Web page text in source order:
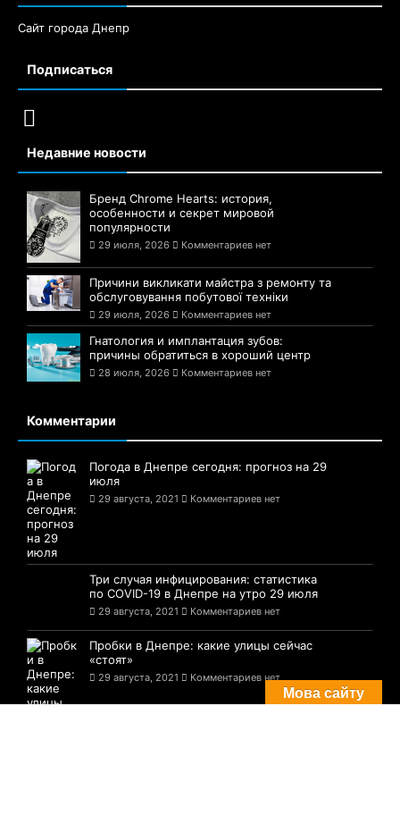
Самые востребованные профессии: на
кого стоит учиться в 2021 году
днепрянам
Сайт Днепра — 1776
Сайт города Днепр
Недавние новости
29 июля, 2026 Комментариев нет
Причини викликати майстра з ремонту та
обслуговування побутової техніки
29 июля, 2026 Комментариев нет
Гнатология и имплантация зубов:
причины обратиться в хороший центр
Мова сайту